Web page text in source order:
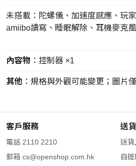
未搭載：陀螺儀、加速度感應、玩
amiibo讀寫、睡眠解除、耳機麥克
內容物 ：控制器 ×1
其他 ：規格與外觀可能變更；圖片
客戶服務
電話 2110 2210
郵箱 cs@openshop.com.hk
送
送貨
自